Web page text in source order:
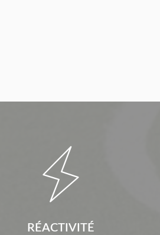

RÉACTIVITÉ